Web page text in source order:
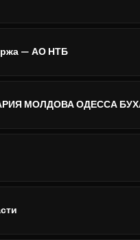
— АО НТБ